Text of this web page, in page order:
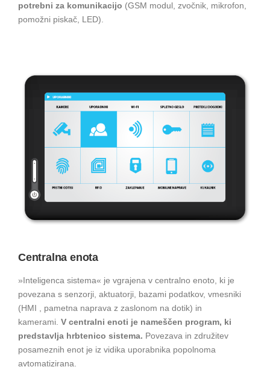
potrebni za komunikacijo (GSM modul, zvočnik, mikrofon,
pomožni piskač, LED).
Centralna enota
»Inteligenca sistema« je vgrajena v centralno enoto, ki je
povezana s senzorji, aktuatorji, bazami podatkov, vmesniki
(HMI , pametna naprava z zaslonom na dotik) in
kamerami. V centralni enoti je nameščen program, ki
predstavlja hrbtenico sistema. Povezava in združitev
posameznih enot je iz vidika uporabnika popolnoma
avtomatizirana.